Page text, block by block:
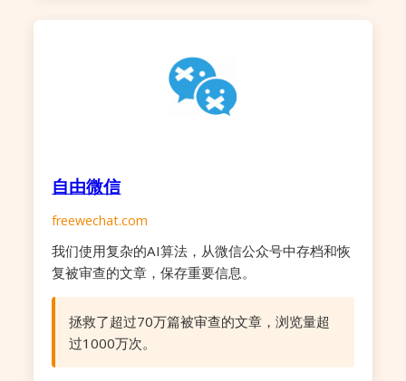
自由微信
freewechat.com
我们使用复杂的AI算法，从微信公众号中存档和恢
复被审查的文章，保存重要信息。
拯救了超过70万篇被审查的文章，浏览量超
过1000万次。